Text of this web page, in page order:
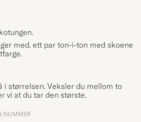
med, ett par ton-i-ton med skoene
i størrelsen. Veksler du mellom to
vi at du tar den største.